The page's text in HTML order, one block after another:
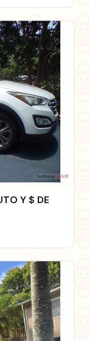
Y $ DE